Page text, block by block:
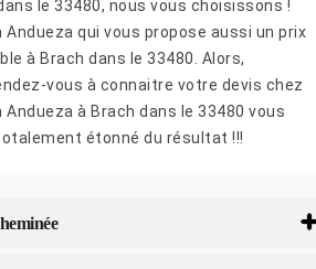
le 33480, nous vous choisissons !
Andueza qui vous propose aussi un prix
à Brach dans le 33480. Alors,
vous à connaitre votre devis chez
Andueza à Brach dans le 33480 vous
étonné du résultat !!!